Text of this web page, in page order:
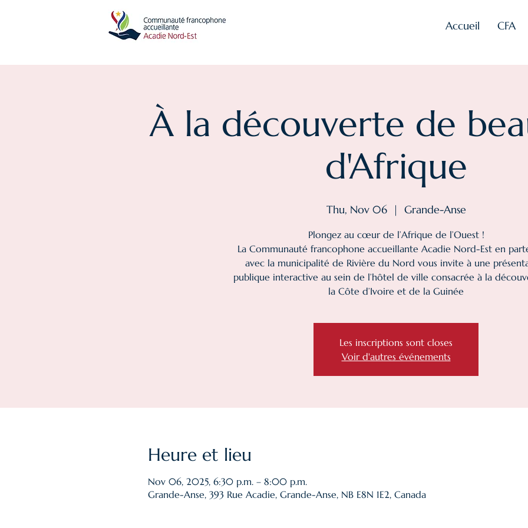
Accueil CFA
À la découverte de
d'Afrique
Thu, Nov 06
  |
Grande-Anse
Plongez au cœur de l’Afrique de l’Ouest !
La Communauté francophone accueillante Acadie Nord-Est en
avec la municipalité de Rivière du Nord vous invite à une
publique interactive au sein de l’hôtel de ville consacrée à la
la Côte d’Ivoire et de la Guinée
Les inscriptions sont closes
Voir d'autres événements
Heure et lieu
Nov 06, 2025, 6:30 p.m. – 8:00 p.m.
Grande-Anse, 393 Rue Acadie, Grande-Anse, NB E8N 1E2, Canada